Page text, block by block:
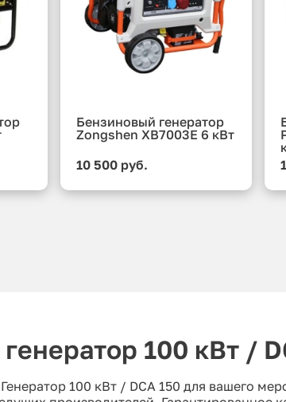
Бензиновый генератор
Zongshen XB7003E 6 кВт
10 500 руб.
100 кВт /
100 кВт / DCA 150 для вашего